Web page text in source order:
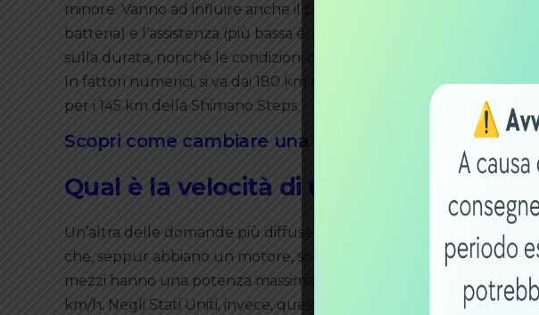
minore. Vanno ad influire anche il peso della e-bike e del ciclista,
batteria) e l’assistenza (più bassa è, più lunga sarà l’autonomia).
sulla durata, nonché le condizioni della batteria stessa. E dunque
In fattori numerici, si va dai 180 km massimi della linea Bosch
per i 145 km della Shimano Steps.
Scopri come cambiare una batteria per bici elettrica
Qual è la velocità di una e-bike?
Un’altra delle domande più diffuse riguarda la velocità di una e-
che, seppur abbiano un motore, sono comunque biciclette e non
mezzi hanno una potenza massima di 250 watt. In tal modo
km/h. Negli Stati Uniti, invece, queste regole sono diverse. Lì i